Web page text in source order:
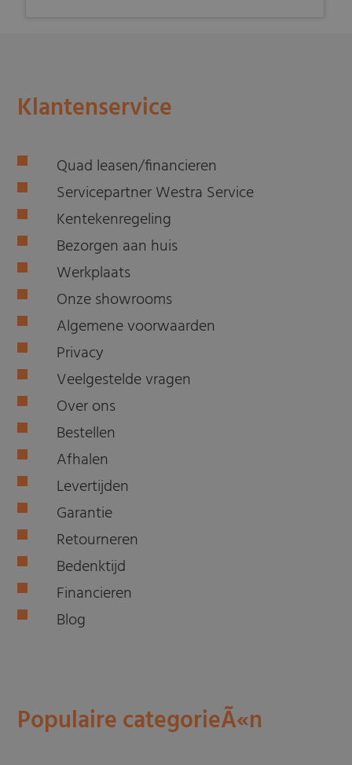
Klantenservice
Quad leasen/financieren
Servicepartner Westra Service
Kentekenregeling
Bezorgen aan huis
Werkplaats
Onze showrooms
Algemene voorwaarden
Privacy
Veelgestelde vragen
Over ons
Bestellen
Afhalen
Levertijden
Garantie
Retourneren
Bedenktijd
Financieren
Blog
Populaire categorieÃ«n